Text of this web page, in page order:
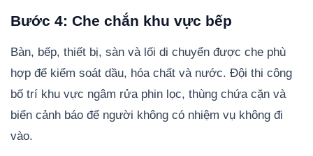
Bước 4: Che chắn khu vực bếp
Bàn, bếp, thiết bị, sàn và lối di chuyển được che phù
hợp để kiểm soát dầu, hóa chất và nước. Đội thi công
bố trí khu vực ngâm rửa phin lọc, thùng chứa cặn và
biển cảnh báo để người không có nhiệm vụ không đi
vào.